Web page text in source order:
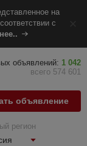
на
с
регион
объявлений: 1 042
всего 574 601
объявление